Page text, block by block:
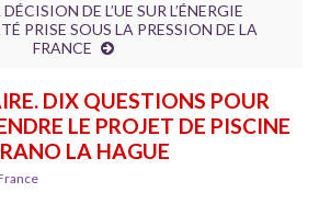
DE L’UE SUR L’ÉNERGIE
PRISE SOUS LA PRESSION DE LA
FRANCE
DIX QUESTIONS POUR
LE PROJET DE PISCINE
LA HAGUE